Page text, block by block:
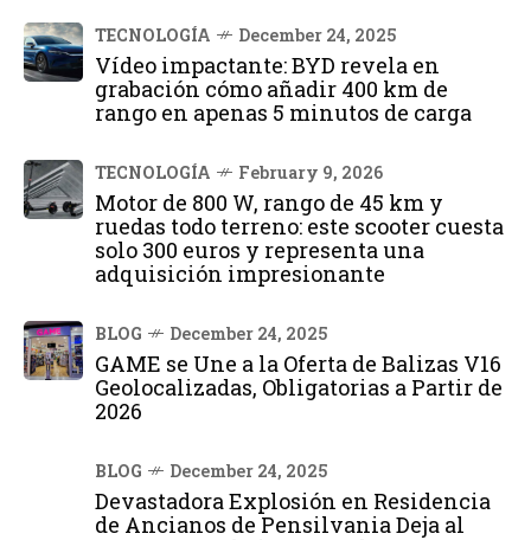
TECNOLOGÍA December 24, 2025
Vídeo impactante: BYD revela en
grabación cómo añadir 400 km de
rango en apenas 5 minutos de carga
TECNOLOGÍA February 9, 2026
Motor de 800 W, rango de 45 km y
ruedas todo terreno: este scooter cuesta
solo 300 euros y representa una
adquisición impresionante
BLOG December 24, 2025
GAME se Une a la Oferta de Balizas V16
Geolocalizadas, Obligatorias a Partir de
2026
BLOG December 24, 2025
Devastadora Explosión en Residencia
de Ancianos de Pensilvania Deja al